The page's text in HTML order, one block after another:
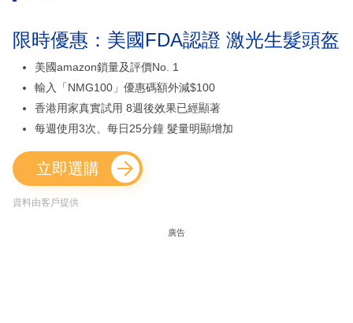
限時優惠：美國FDA認證 激光生髮頭盔
美國amazon鎖量及評價No. 1
輸入「NMG100」優惠碼額外減$100
香港用家真實試用 8週後效果已經顯著
每週使用3次、每日25分鐘 髮量明顯增加
立即選購
資料由客戶提供
廣告